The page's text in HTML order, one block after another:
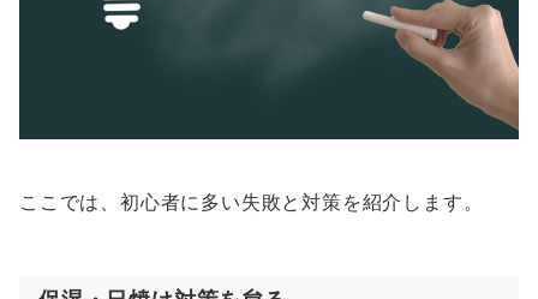
ここでは、初心者に多い失敗と対策を紹介します。